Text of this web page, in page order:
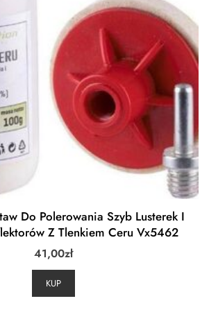
Do Polerowania Szyb Lusterek I
Z Tlenkiem Ceru Vx5462
41,00zł
KUP